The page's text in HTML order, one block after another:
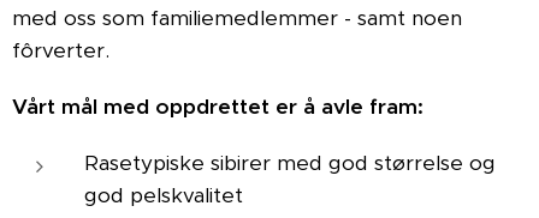
med oss som familiemedlemmer - samt noen
fôrverter.
Vårt mål med oppdrettet er å avle fram:
Rasetypiske sibirer med god størrelse og
god pelskvalitet